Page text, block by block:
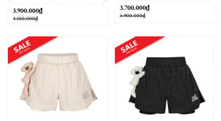
3.900.000₫
4.100.000₫
3.700.000₫
3.900.000₫